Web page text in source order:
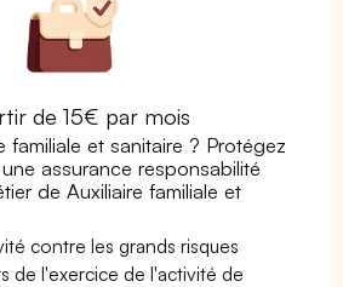
de 15€ par mois
familiale et sanitaire ? Protégez
assurance responsabilité
de Auxiliaire familiale et
contre les grands risques
de l'exercice de l'activité de